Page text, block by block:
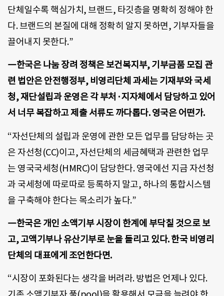
단체일수록 핵심가치, 브랜드, 타깃층을 명확히 정해야 한
다. 브랜드의 본질에 대해 정확히 알지 못하면, 기부자들을
끌어내지 못한다.”
―한국은 나눔 장려 정책은 보건복지부, 기부금품 모집 관
련 법안은 안전행정부, 비영리단체 과세는 기재부와 국세
청, 재단설립과 운영은 각 부처·지자체에서 담당하고 있어
서 너무 복잡하고 제출 서류도 까다롭다. 영국은 어떤가.
“자선단체의 설립과 운영에 관한 모든 업무를 담당하는 곳
은 자선청(CC)이고, 자선단체의 세금혜택과 관련한 업무
는 영국국세청(HMRC)이 담당한다. 영국에선 지금 자선청
과 국세청에 따로따로 등록하지 말고, 하나의 통합시스템
을 구축해야 한다는 목소리가 높다.”
―한국은 개인 소액기부 시장이 한계에 부닥칠 것으로 보
고, 고액기부나 유산기부로 눈을 돌리고 있다. 한국 비영리
단체의 대표에게 조언한다면.
“시장이 포화된다는 생각을 버려라. 방법은 언제나 있다.